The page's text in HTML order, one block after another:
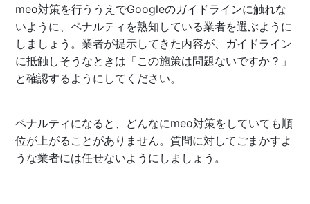
meo対策を行ううえでGoogleのガイドラインに触れな
いように、ペナルティを熟知している業者を選ぶように
しましょう。業者が提示してきた内容が、ガイドライン
に抵触しそうなときは「この施策は問題ないですか？」
と確認するようにしてください。
ペナルティになると、どんなにmeo対策をしていても順
位が上がることがありません。質問に対してごまかすよ
うな業者には任せないようにしましょう。